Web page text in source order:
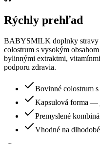
Rýchly prehľad
BABYSMILK doplnky stravy
colostrum s vysokým
bylinnými extraktmi,
podporu zdravia.
Bovinné colostrum
Kapsulová forma —
Premyslené
Vhodné na